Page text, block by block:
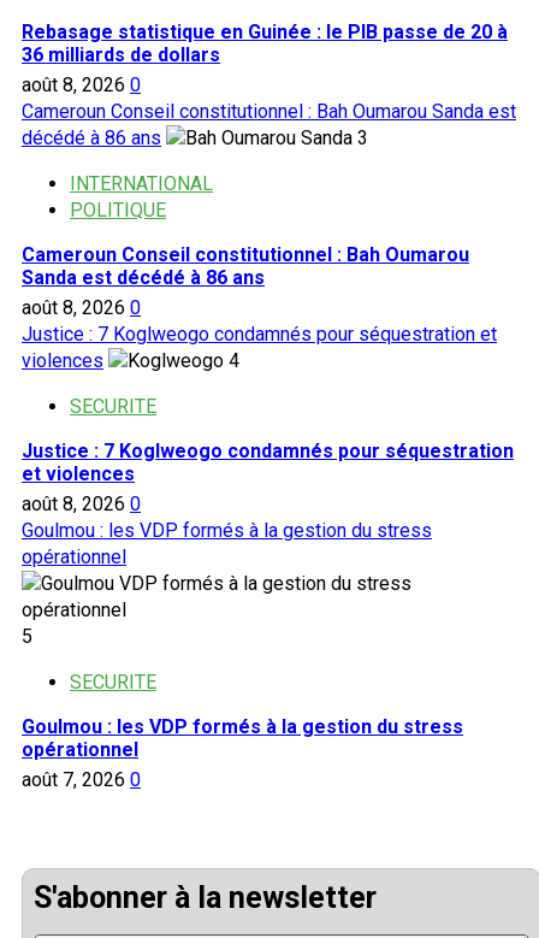
Rebasage statistique en Guinée : le PIB passe de 20 à
36 milliards de dollars
août 8, 2026 0
Cameroun Conseil constitutionnel : Bah Oumarou Sanda est
décédé à 86 ans
3
INTERNATIONAL
POLITIQUE
Cameroun Conseil constitutionnel : Bah Oumarou
Sanda est décédé à 86 ans
août 8, 2026 0
Justice : 7 Koglweogo condamnés pour séquestration et
violences
4
SECURITE
Justice : 7 Koglweogo condamnés pour séquestration
et violences
août 8, 2026 0
Goulmou : les VDP formés à la gestion du stress
opérationnel
5
SECURITE
Goulmou : les VDP formés à la gestion du stress
opérationnel
août 7, 2026 0
S'abonner à la newsletter